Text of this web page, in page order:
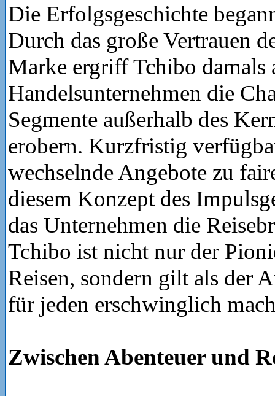
Die Erfolgsgeschichte
Durch das große Vertrauen
Marke ergriff Tchibo damals
Handelsunternehmen die
Segmente außerhalb des
erobern. Kurzfristig
wechselnde Angebote zu
diesem Konzept des
das Unternehmen die
Tchibo ist nicht nur der
Reisen, sondern gilt als der
für jeden erschwinglich
Zwischen Abenteuer und